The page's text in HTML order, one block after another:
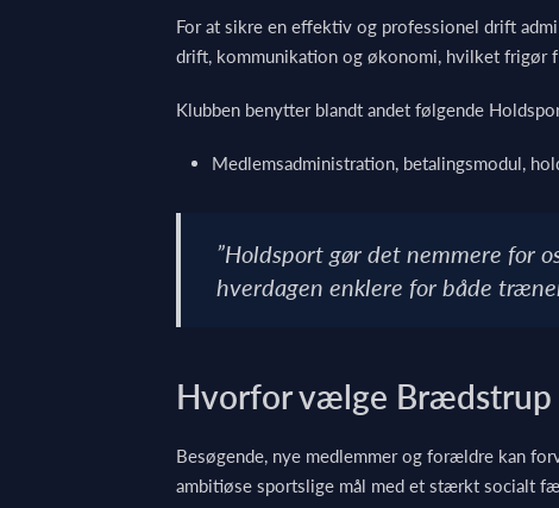
For at sikre en effektiv og professionel drift
drift, kommunikation og økonomi, hvilket
Klubben benytter blandt andet følgende
Medlemsadministration, betalingsmodul,
”Holdsport gør det nemmere for
hverdagen enklere for både
Hvorfor vælge Brædstrup
Besøgende, nye medlemmer og forældre kan
ambitiøse sportslige mål med et stærkt socialt